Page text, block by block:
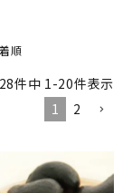
順
28件中 1 -20件表示
1
2